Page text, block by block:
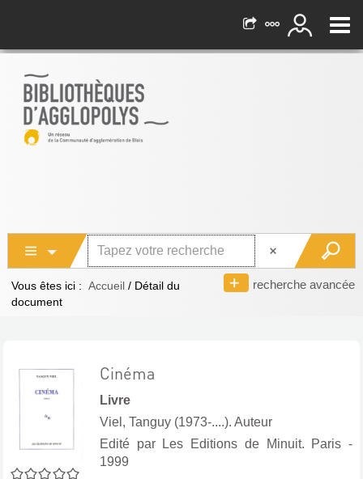
recherche avancée
Vous êtes ici : Accueil / Détail du
document
0/5
Cinéma
Livre
Viel, Tanguy (1973-....). Auteur
Edité par
Les Editions de Minuit. Paris -
1999